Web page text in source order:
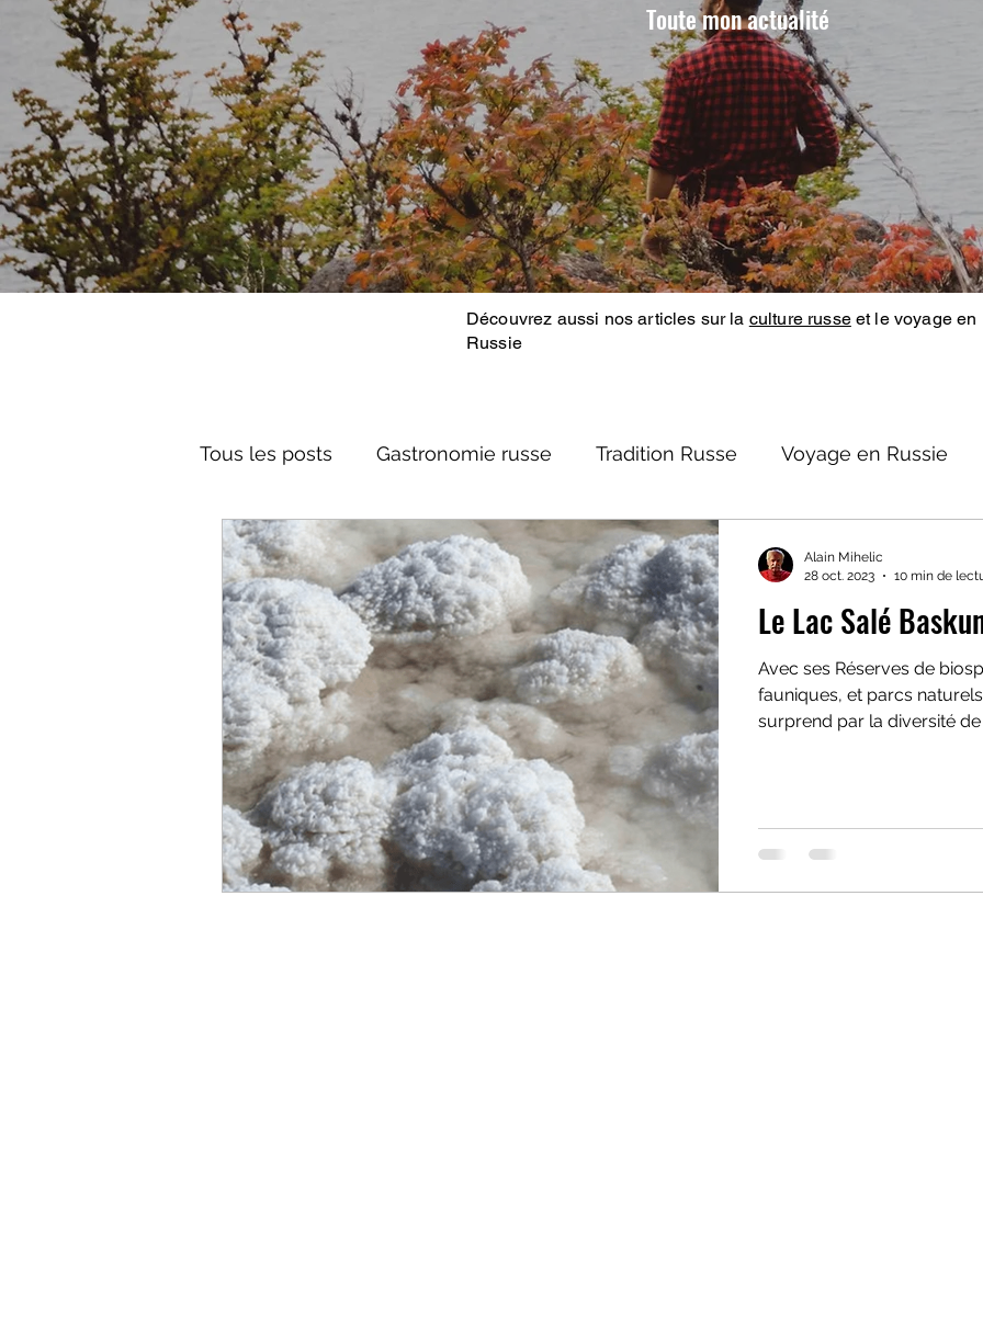
Toute mon actualité
Découvrez aussi nos articles sur la culture russeet le voyage en
Russie
Tous les posts Gastronomie russe Tradition Russe Voyage en Russie
Société russe Architecture russe Religions et Mythologies
Culture russe conte fantastique Le Lac Salé
Avec ses Réserves de
fauniques, et parcs
surprend par la diversité
Nous avons admiré le Lac
article, mais voici plus
Alain Mihelic
28 oct. 2023
10 min de